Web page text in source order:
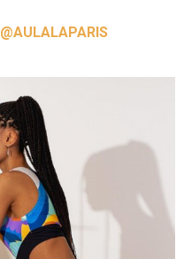
@AULALAPARIS